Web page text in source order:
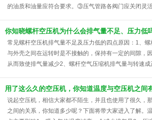
的油质和油量应符合要求。③压气管路各阀门应关闭灵活
你知晓螺杆空压机为什么会排气量不足、压力低
常见螺杆空压机排气量不足及压力低的四点原因：1、
与外壳之间在运转时是不接触的，保持有一定的间隙，
从而致使排气量减少2、螺杆空气压缩机排气量与转速成
用了这么久的空压机，你知道温度与空压机之间
说起空压机，相信大家都不陌生，并且也使用了很久，
之间的关系，你知道多少呢？下面将带大家进入了解。